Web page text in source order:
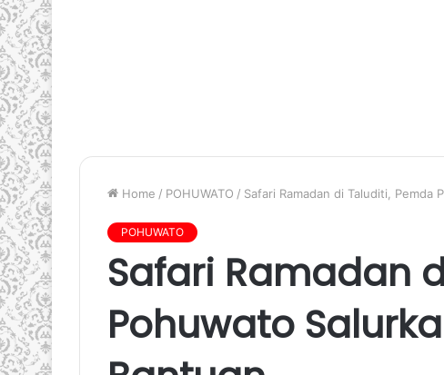
Home / POHUWATO / Safari Ramadan di Taluditi, Pemda
POHUWATO
Safari Ramadan
Pohuwato